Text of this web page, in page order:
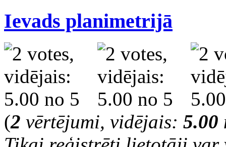
Ievads planimetrijā
(2 vērtējumi, vidējais: 5.00